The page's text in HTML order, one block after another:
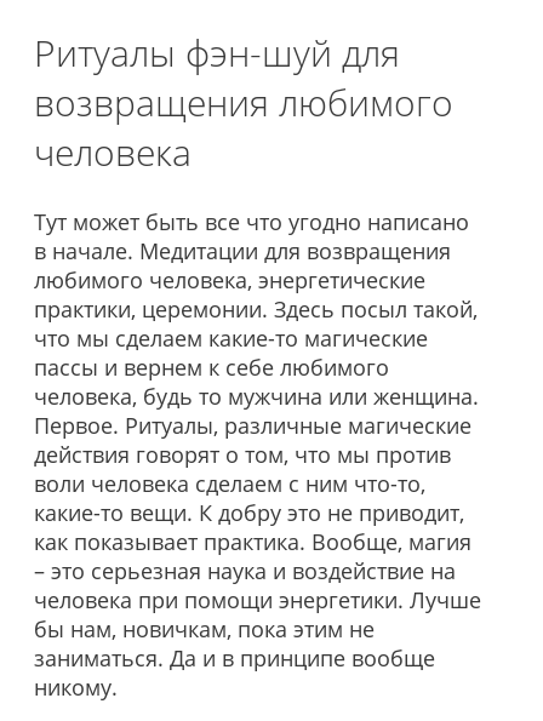
Ритуалы фэн-шуй для
возвращения любимого
человека
Тут может быть все что угодно написано
в начале. Медитации для возвращения
любимого человека, энергетические
практики, церемонии. Здесь посыл такой,
что мы сделаем какие-то магические
пассы и вернем к себе любимого
человека, будь то мужчина или женщина.
Первое. Ритуалы, различные магические
действия говорят о том, что мы против
воли человека сделаем с ним что-то,
какие-то вещи. К добру это не приводит,
как показывает практика. Вообще, магия
– это серьезная наука и воздействие на
человека при помощи энергетики. Лучше
бы нам, новичкам, пока этим не
заниматься. Да и в принципе вообще
никому.